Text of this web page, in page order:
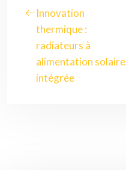
Innovation
thermique :
radiateurs à
alimentation solaire
intégrée